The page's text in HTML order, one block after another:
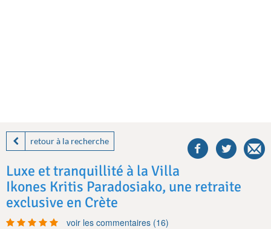
retour à la recherche
this
villa
Luxe et tranquillité à la Villa
Ikones Kritis Paradosiako, une retraite
exclusive en Crète
voir les commentaires (16)